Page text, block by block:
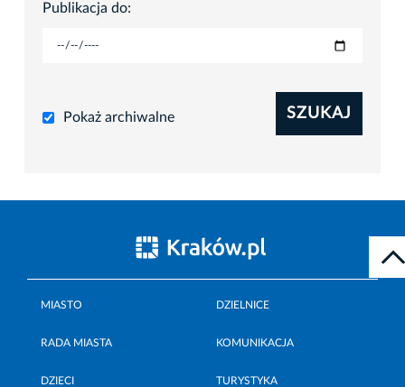
Publikacja do:
Pokaż archiwalne SZUKAJ
MIASTO DZIELNICE
RADA MIASTA KOMUNIKACJA
DZIECI TURYSTYKA